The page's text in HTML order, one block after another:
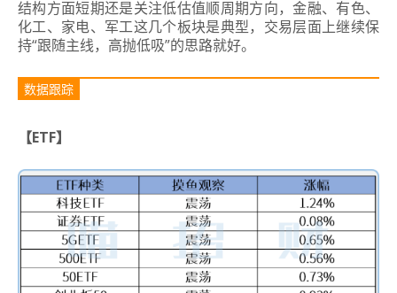
结构方面短期还是关注低估值顺周期方向，金融、有色、
化工、家电、军工这几个板块是典型，交易层面上继续保
持“跟随主线，高抛低吸”的思路就好。
数据跟踪
【ETF】